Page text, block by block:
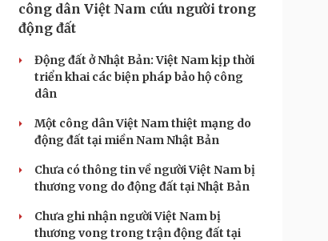
công dân Việt Nam cứu người trong
động đất
Động đất ở Nhật Bản: Việt Nam kịp thời
triển khai các biện pháp bảo hộ công
dân
Một công dân Việt Nam thiệt mạng do
động đất tại miền Nam Nhật Bản
Chưa có thông tin về người Việt Nam bị
thương vong do động đất tại Nhật Bản
Chưa ghi nhận người Việt Nam bị
thương vong trong trận động đất tại